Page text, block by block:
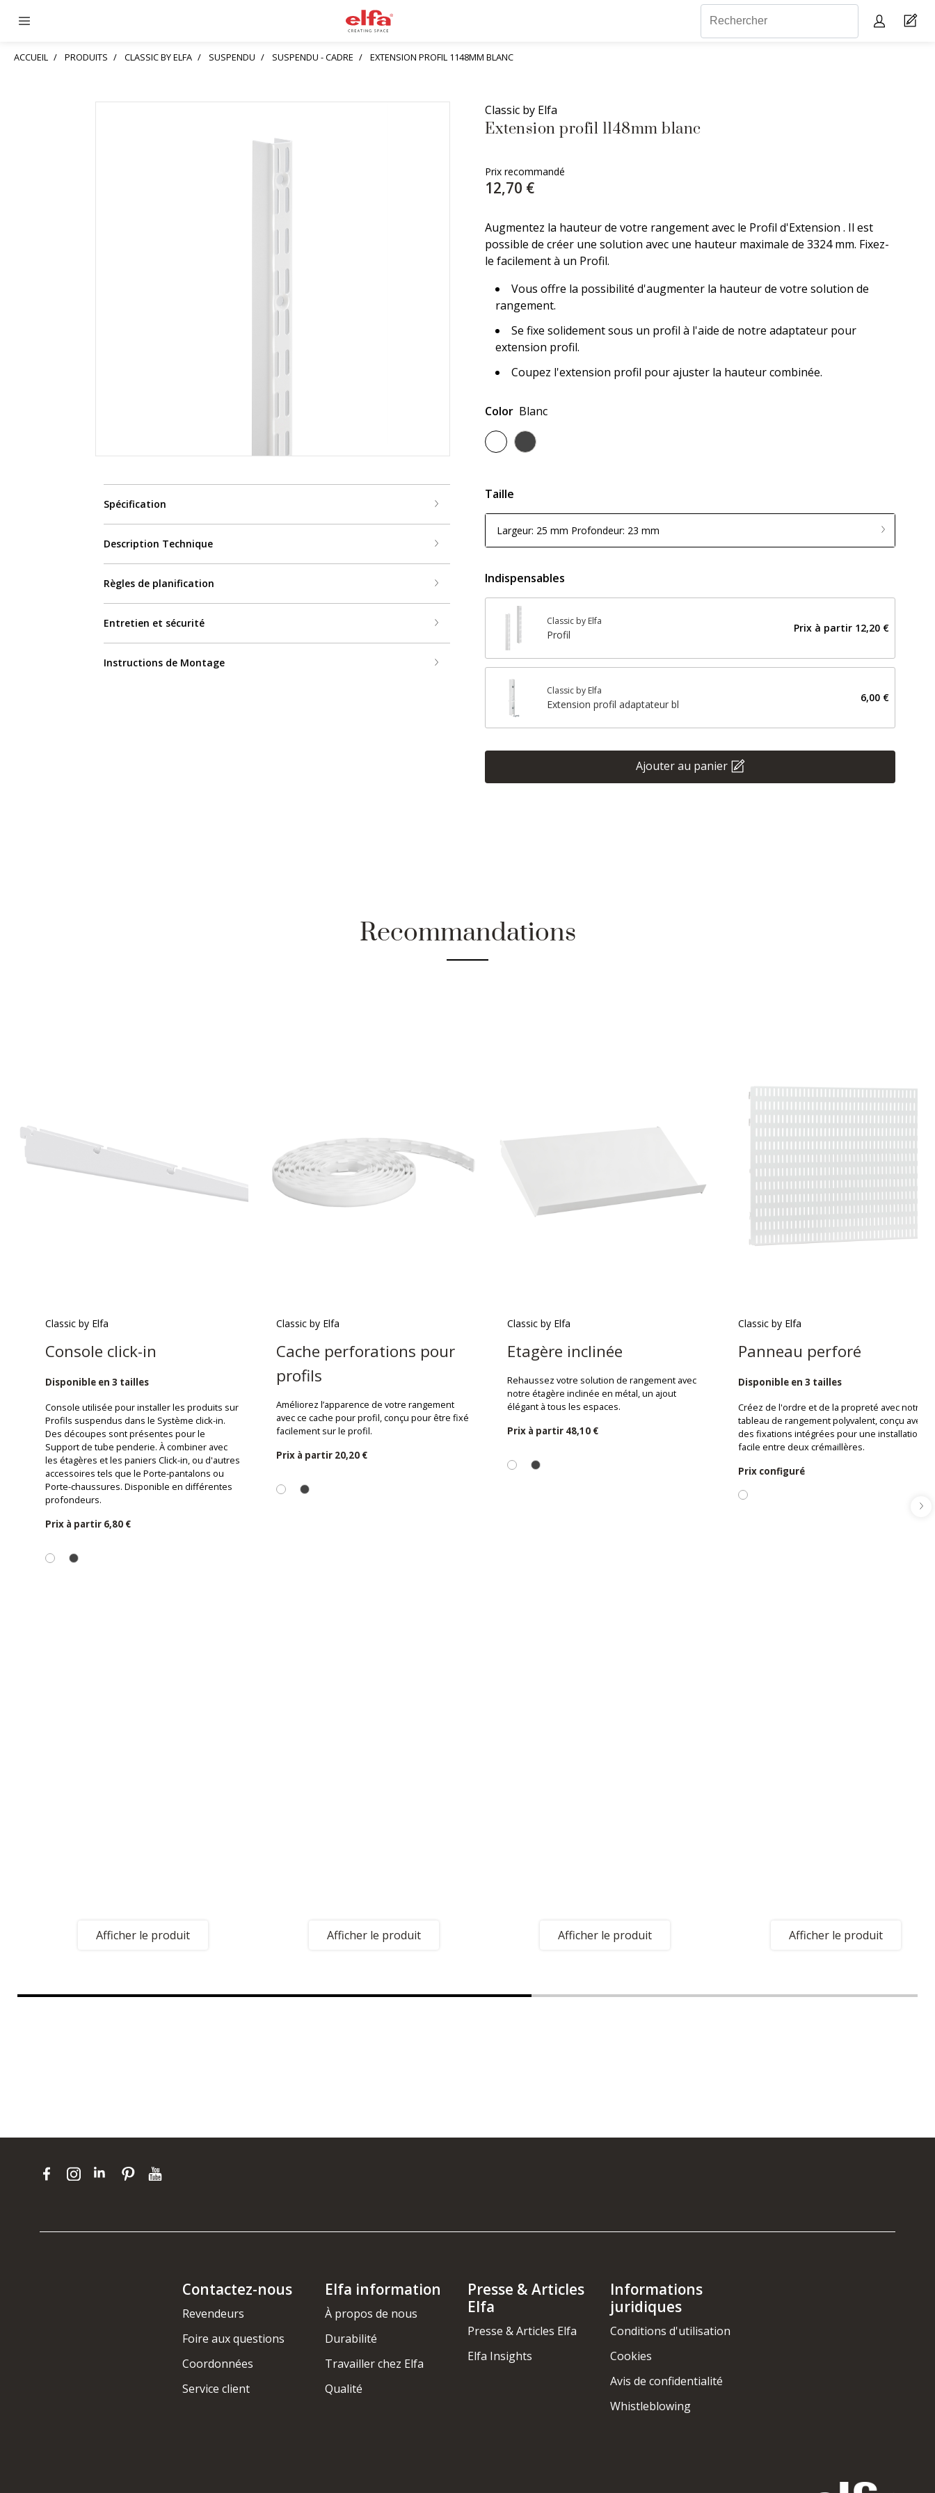
ACCUEIL PRODUITS CLASSIC BY ELFA SUSPENDU SUSPENDU - CADRE EXTENSION PROFIL 1148MM BLANC
Spécification
Description Technique
Règles de planification
Entretien et sécurité
Instructions de Montage
Classic by Elfa
Extension profil 1148mm blanc
Prix recommandé
12,70 €
Augmentez la hauteur de votre rangement avec le Profil d'Extension . Il est
possible de créer une solution avec une hauteur maximale de 3324 mm. Fixez-
le facilement à un Profil.
Vous offre la possibilité d'augmenter la hauteur de votre solution de
rangement.
Se fixe solidement sous un profil à l'aide de notre adaptateur pour
extension profil.
Coupez l'extension profil pour ajuster la hauteur combinée.
Color Blanc
Taille
Largeur: 25 mm Profondeur: 23 mm
Indispensables
Classic by Elfa
Profil
Prix ​​à partir 12,20 €
Classic by Elfa
Extension profil adaptateur bl
6,00 €
Ajouter au panier
Recommandations
Classic by Elfa
Console click-in
Disponible en 3 tailles
Console utilisée pour installer les produits sur
Profils suspendus dans le Système click-in.
Des découpes sont présentes pour le
Support de tube penderie. À combiner avec
les étagères et les paniers Click-in, ou d'autres
accessoires tels que le Porte-pantalons ou
Porte-chaussures. Disponible en différentes
profondeurs.
Prix ​​à partir 6,80 €
Afficher le produit
Classic by Elfa
Cache perforations pour
profils
Améliorez l’apparence de votre rangement
avec ce cache pour profil, conçu pour être fixé
facilement sur le profil.
Prix ​​à partir 20,20 €
Afficher le produit
Classic by Elfa
Etagère inclinée
Rehaussez votre solution de rangement avec
notre étagère inclinée en métal, un ajout
élégant à tous les espaces.
Prix ​​à partir 48,10 €
Afficher le produit
Classic by Elfa
Panneau perforé
Disponible en 3 tailles
Créez de l'ordre et de la propreté avec notre
tableau de rangement polyvalent, conçu avec
des fixations intégrées pour une installation
facile entre deux crémaillères.
Prix configuré
Afficher le produit
Contactez-nous
Revendeurs
Foire aux questions
Coordonnées
Service client
Elfa information
À propos de nous
Durabilité
Travailler chez Elfa
Qualité
Presse & Articles
Elfa
Presse & Articles Elfa
Elfa Insights
Informations
juridiques
Conditions d'utilisation
Cookies
Avis de confidentialité
Whistleblowing